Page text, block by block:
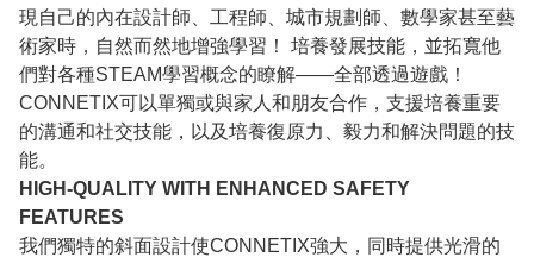
現自己的內在設計師、工程師、城市規劃師、數學家甚至藝
術家時，自然而然地增強學習！ 培養發展技能，並拓寬他
們對各種STEAM學習概念的瞭解——全部透過遊戲！
CONNETIX可以單獨或與家人和朋友合作，支援培養重要
的溝通和社交技能，以及培養復原力、毅力和解決問題的技
能。
HIGH-QUALITY WITH ENHANCED SAFETY
FEATURES
我們獨特的斜面設計使CONNETIX強大，同時提供光滑的